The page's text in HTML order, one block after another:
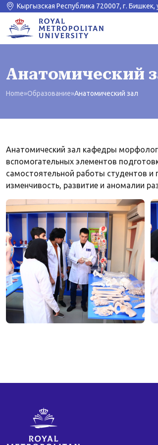
Кыргызская Республика 720007, г. Бишкек,
Анатомический
Home»Образование»Анатомический зал
Анатомический зал кафедры
вспомогательных элементов
самостоятельной работы студентов и
изменчивость, развитие и аномалии